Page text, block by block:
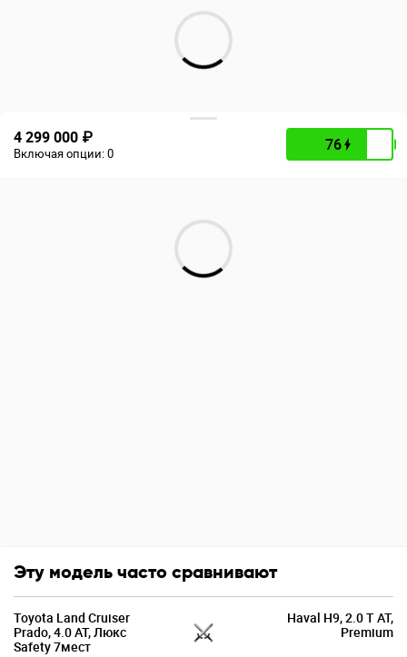
4 299 000 ₽
Включая опции:0 76
Эту модель часто сравнивают
Toyota Land Cruiser
Prado, 4.0 AT, Люкс
Safety 7мест
Haval H9, 2.0 T AT,
Premium